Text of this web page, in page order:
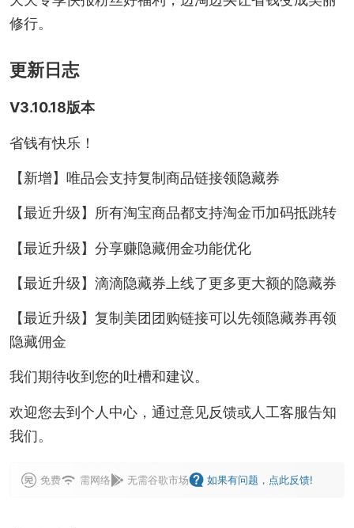
修行。
更新日志
V3.10.18版本
省钱有快乐！
【新增】唯品会支持复制商品链接领隐藏券
【最近升级】所有淘宝商品都支持淘金币加码抵跳转
【最近升级】分享赚隐藏佣金功能优化
【最近升级】滴滴隐藏券上线了更多更大额的隐藏券
【最近升级】复制美团团购链接可以先领隐藏券再领
隐藏佣金
我们期待收到您的吐槽和建议。
欢迎您去到个人中心，通过意见反馈或人工客服告知
我们。
免费 需网络 无需谷歌市场 如果有问题，点此反馈!